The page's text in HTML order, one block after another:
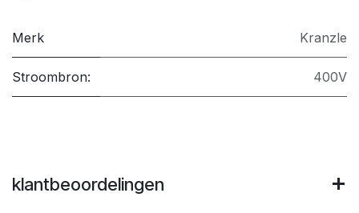
Merk Kranzle
Stroombron: 400V
klantbeoordelingen